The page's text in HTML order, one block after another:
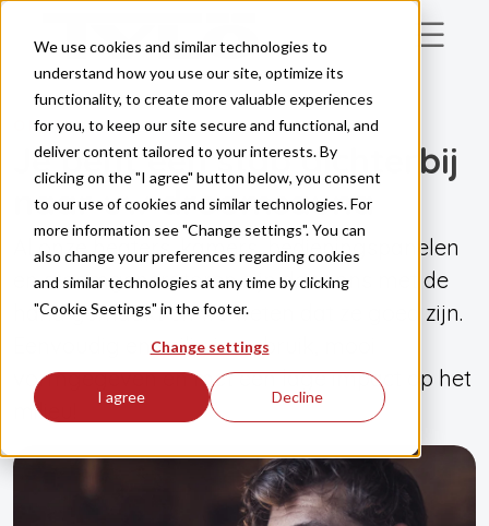
We use cookies and similar technologies to
understand how you use our site, optimize its
functionality, to create more valuable experiences
for you, to keep our site secure and functional, and
deliver content tailored to your interests. By
clicking on the "I agree" button below, you consent
to our use of cookies and similar technologies. For
more information see "Change settings". You can
also change your preferences regarding cookies
and similar technologies at any time by clicking
"Cookie Seetings" in the footer.
Change settings
I agree Decline
Skip to main content
ONZE PRODUCTEN
Je bent een stap dichterbij
naar uw droomsauna
Al onze heaters, kamers, bedieningspanelen
en stoomgeneratoren zijn door ons met de
hand gemaakt en we weten dat ze goed zijn.
Eenvoudig en veilig in gebruik, mooi
vormgegeven en met een lage impact op het
milieu!